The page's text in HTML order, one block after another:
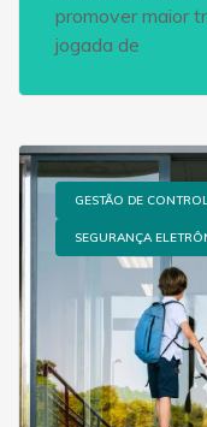
promover maior
jogada de
GESTÃO DE
SEGURANÇA